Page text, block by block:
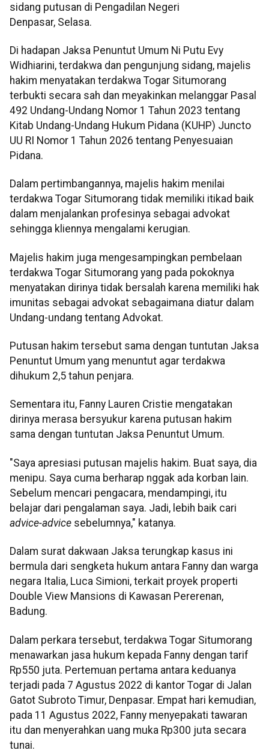
sidang putusan di Pengadilan Negeri
Denpasar, Selasa.
Di hadapan Jaksa Penuntut Umum Ni Putu Evy
Widhiarini, terdakwa dan pengunjung sidang, majelis
hakim menyatakan terdakwa Togar Situmorang
terbukti secara sah dan meyakinkan melanggar Pasal
492 Undang-Undang Nomor 1 Tahun 2023 tentang
Kitab Undang-Undang Hukum Pidana (KUHP) Juncto
UU RI Nomor 1 Tahun 2026 tentang Penyesuaian
Pidana.
Dalam pertimbangannya, majelis hakim menilai
terdakwa Togar Situmorang tidak memiliki itikad baik
dalam menjalankan profesinya sebagai advokat
sehingga kliennya mengalami kerugian.
Majelis hakim juga mengesampingkan pembelaan
terdakwa Togar Situmorang yang pada pokoknya
menyatakan dirinya tidak bersalah karena memiliki hak
imunitas sebagai advokat sebagaimana diatur dalam
Undang-undang tentang Advokat.
Putusan hakim tersebut sama dengan tuntutan Jaksa
Penuntut Umum yang menuntut agar terdakwa
dihukum 2,5 tahun penjara.
Sementara itu, Fanny Lauren Cristie mengatakan
dirinya merasa bersyukur karena putusan hakim
sama dengan tuntutan Jaksa Penuntut Umum.
"Saya apresiasi putusan majelis hakim. Buat saya, dia
menipu. Saya cuma berharap nggak ada korban lain.
Sebelum mencari pengacara, mendampingi, itu
belajar dari pengalaman saya. Jadi, lebih baik cari
advice-advice sebelumnya," katanya.
Dalam surat dakwaan Jaksa terungkap kasus ini
bermula dari sengketa hukum antara Fanny dan warga
negara Italia, Luca Simioni, terkait proyek properti
Double View Mansions di Kawasan Pererenan,
Badung.
Dalam perkara tersebut, terdakwa Togar Situmorang
menawarkan jasa hukum kepada Fanny dengan tarif
Rp550 juta. Pertemuan pertama antara keduanya
terjadi pada 7 Agustus 2022 di kantor Togar di Jalan
Gatot Subroto Timur, Denpasar. Empat hari kemudian,
pada 11 Agustus 2022, Fanny menyepakati tawaran
itu dan menyerahkan uang muka Rp300 juta secara
tunai.